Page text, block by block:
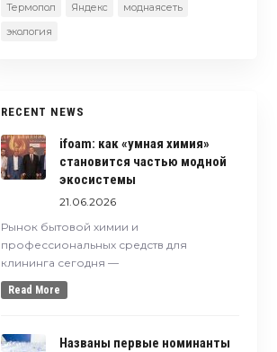
Термопол
Яндекс
моднаясеть
экология
RECENT NEWS
ifoam: как «умная химия»
становится частью модной
экосистемы
21.06.2026
Рынок бытовой химии и
профессиональных средств для
клининга сегодня —
Read More
Названы первые номинанты